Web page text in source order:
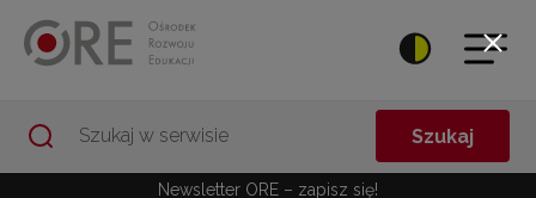
Szukaj
Newsletter ORE – zapisz się!